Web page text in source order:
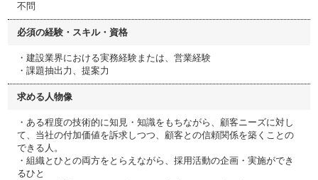
不問
必須の経験・スキル・資格
・建設業界における実務経験または、営業経験
・課題抽出力、提案力
求める人物像
・ある程度の技術的に知見・知識をもちながら、顧客ニーズに対し
て、当社の付加価値を訴求しつつ、顧客との信頼関係を築くことの
できる人。
・組織とひとの両方をとらえながら、採用活動の企画・実施ができ
るひと